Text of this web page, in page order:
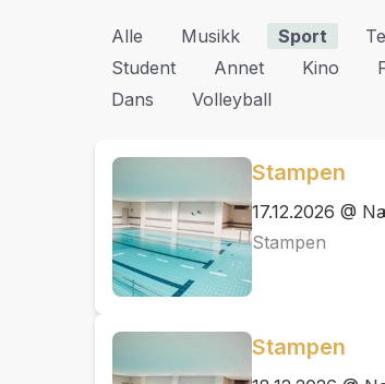
Alle Musikk Sport
Student
Annet Kino
Dans
Volleyball
Stampen
17.12.2026 @
Stampen
Stampen